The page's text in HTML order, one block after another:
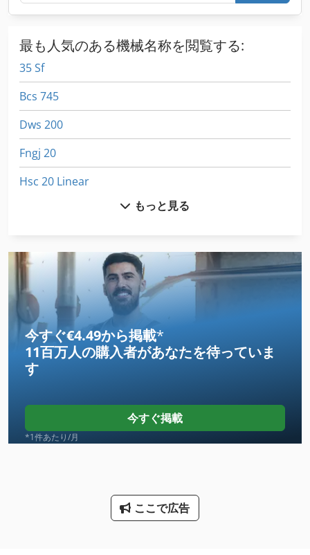
最も人気のある機械名称を閲覧する:
35 Sf
Bcs 745
Dws 200
Fngj 20
Hsc 20 Linear
International 1586
International 433
International 510
Kgs 1670
Lcf 1
Ls 703
Meh 5 2 1 8 B
もっと見る
今すぐ€4.49から掲載*
11百万人の購入者があなたを待っていま
す
今すぐ掲載
*1件あたり/月
ここで広告